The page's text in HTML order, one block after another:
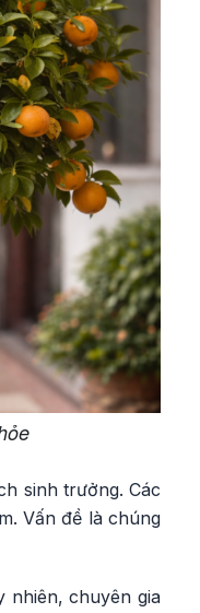
sinh trưởng. Các
Vấn đề là chúng
nhiên, chuyên gia